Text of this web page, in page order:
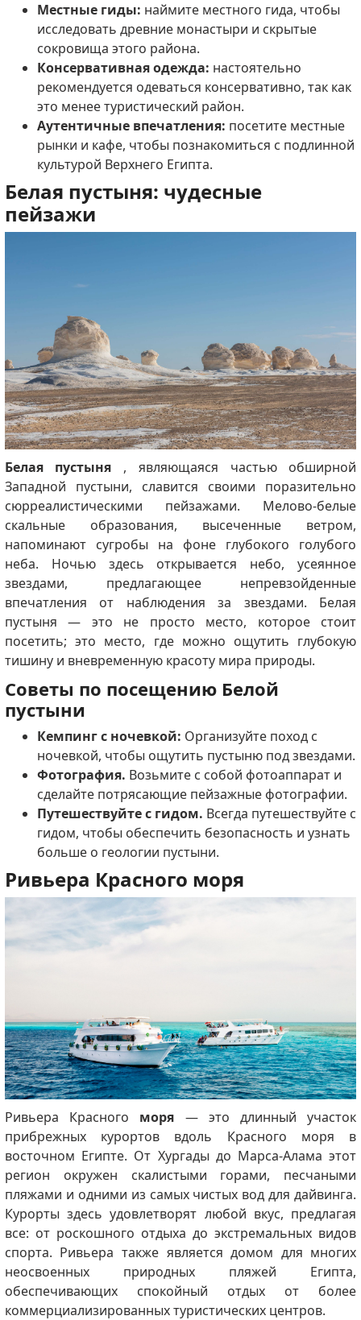
Местные гиды: наймите местного гида, чтобы
исследовать древние монастыри и скрытые
сокровища этого района.
Консервативная одежда: настоятельно
рекомендуется одеваться консервативно, так как
это менее туристический район.
Аутентичные впечатления: посетите местные
рынки и кафе, чтобы познакомиться с подлинной
культурой Верхнего Египта.
Белая пустыня: чудесные
пейзажи
Белая пустыня , являющаяся частью обширной
Западной пустыни, славится своими поразительно
сюрреалистическими пейзажами. Мелово-белые
скальные образования, высеченные ветром,
напоминают сугробы на фоне глубокого голубого
неба. Ночью здесь открывается небо, усеянное
звездами, предлагающее непревзойденные
впечатления от наблюдения за звездами. Белая
пустыня — это не просто место, которое стоит
посетить; это место, где можно ощутить глубокую
тишину и вневременную красоту мира природы.
Советы по посещению Белой
пустыни
Кемпинг с ночевкой: Организуйте поход с
ночевкой, чтобы ощутить пустыню под звездами.
Фотография. Возьмите с собой фотоаппарат и
сделайте потрясающие пейзажные фотографии.
Путешествуйте с гидом. Всегда путешествуйте с
гидом, чтобы обеспечить безопасность и узнать
больше о геологии пустыни.
Ривьера Красного моря
Ривьера Красного моря — это длинный участок
прибрежных курортов вдоль Красного моря в
восточном Египте. От Хургады до Марса-Алама этот
регион окружен скалистыми горами, песчаными
пляжами и одними из самых чистых вод для дайвинга.
Курорты здесь удовлетворят любой вкус, предлагая
все: от роскошного отдыха до экстремальных видов
спорта. Ривьера также является домом для многих
неосвоенных природных пляжей Египта,
обеспечивающих спокойный отдых от более
коммерциализированных туристических центров.